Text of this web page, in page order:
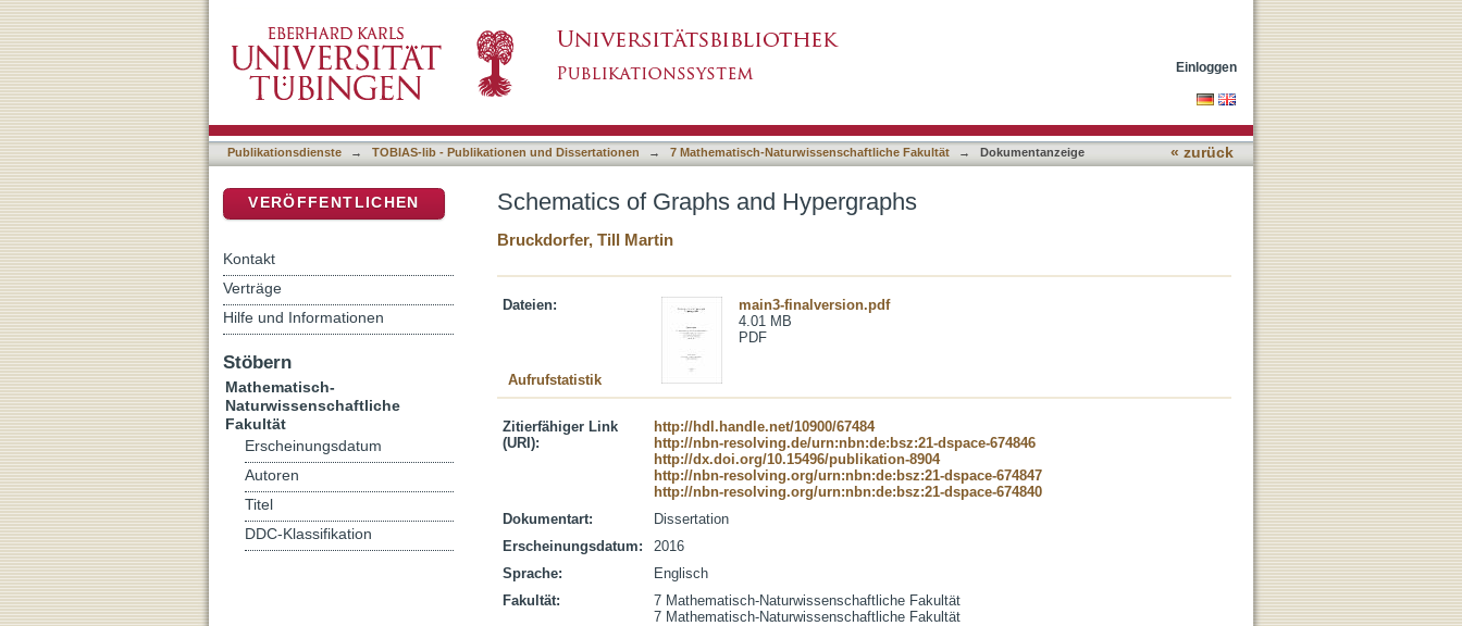
Einloggen
Publikationsdienste → TOBIAS-lib - Publikationen und Dissertationen → 7 Mathematisch-Naturwissenschaftliche Fakultät → Dokumentanzeige « zurück
Schematics of Graphs and Hypergraphs
Bruckdorfer, Till Martin
Dateien:
main3-finalversion.pdf
4.01 MB
PDF
Aufrufstatistik
Zitierfähiger Link
(URI):
http://hdl.handle.net/10900/67484
http://nbn-resolving.de/urn:nbn:de:bsz:21-dspace-674846
http://dx.doi.org/10.15496/publikation-8904
http://nbn-resolving.org/urn:nbn:de:bsz:21-dspace-674847
http://nbn-resolving.org/urn:nbn:de:bsz:21-dspace-674840
Dokumentart:
Dissertation
Erscheinungsdatum:
2016
Sprache:
Englisch
Fakultät:
7 Mathematisch-Naturwissenschaftliche Fakultät
7 Mathematisch-Naturwissenschaftliche Fakultät
VERÖFFENTLICHEN
Kontakt
Verträge
Hilfe und Informationen
Stöbern
Mathematisch-
Naturwissenschaftliche
Fakultät
Erscheinungsdatum
Autoren
Titel
DDC-Klassifikation